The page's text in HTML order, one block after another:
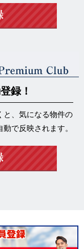
録！
と、気になる物件の
で反映されます。